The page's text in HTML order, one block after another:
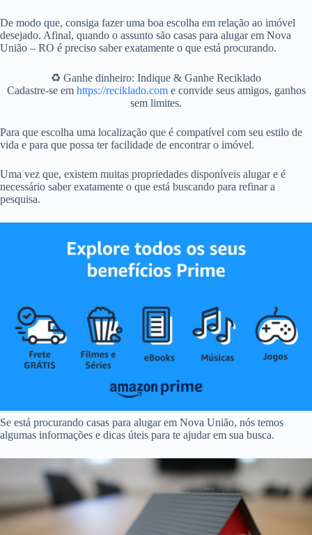
De modo que, consiga fazer uma boa escolha em relação ao imóvel
desejado. Afinal, quando o assunto são casas para alugar em Nova
União – RO é preciso saber exatamente o que está procurando.
♻️ Ganhe dinheiro: Indique & Ganhe Reciklado
Cadastre-se em https://reciklado.come convide seus amigos, ganhos
sem limites.
Para que escolha uma localização que é compatível com seu estilo de
vida e para que possa ter facilidade de encontrar o imóvel.
Uma vez que, existem muitas propriedades disponíveis alugar e é
necessário saber exatamente o que está buscando para refinar a
pesquisa.
Se está procurando casas para alugar em Nova União, nós temos
algumas informações e dicas úteis para te ajudar em sua busca.